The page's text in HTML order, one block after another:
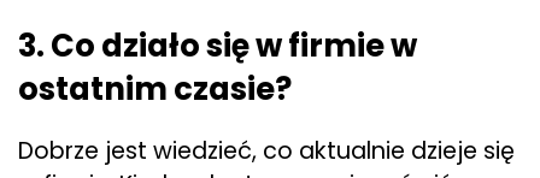
3. Co działo się w firmie w
ostatnim czasie?
Dobrze jest wiedzieć, co aktualnie dzieje się